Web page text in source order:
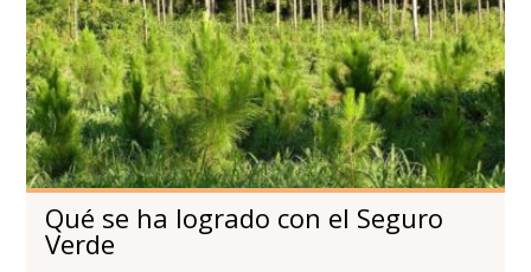
Qué se ha logrado con el Seguro
Verde